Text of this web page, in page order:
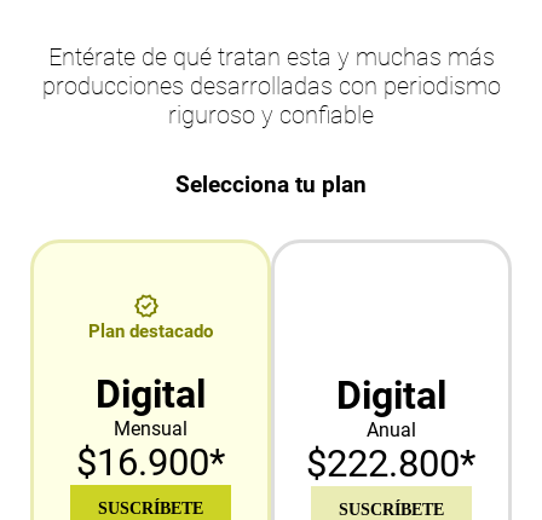
Entérate de qué tratan esta y muchas más
producciones desarrolladas con periodismo
riguroso y confiable
Selecciona tu plan
Plan destacado
Digital
Mensual
$16.900*
SUSCRÍBETE
Digital
Anual
$222.800*
SUSCRÍBETE